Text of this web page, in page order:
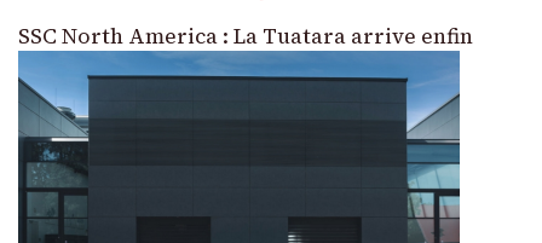
SSC North America : La Tuatara arrive enfin